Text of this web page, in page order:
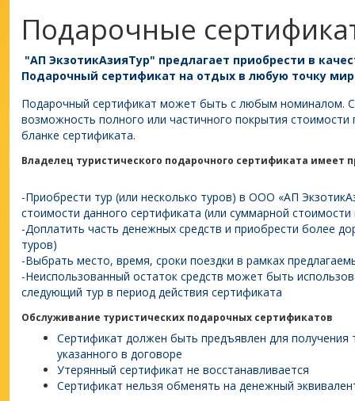
Подарочные
"АП ЭкзотикАзияТур" предлагает приобрести в
Подарочный сертификат на отдых в любую точку
Подарочный сертификат может быть с любым номиналом.
возможность полного или частичного покрытия стоимости
бланке сертификата.
Владелец туристического подарочного сертификата имеет
-Приобрести тур (или несколько туров) в ООО «АП
стоимости данного сертификата (или суммарной стоимости
-Доплатить часть денежных средств и приобрести более
туров)
-Выбрать место, время, сроки поездки в рамках
-Неиспользованный остаток средств может быть
следующий тур в период действия сертификата
Обслуживание туристических подарочных сертификатов
Сертификат должен быть предъявлен для получения
указанного в договоре
Утерянный сертификат не восстанавливается
Сертификат нельзя обменять на денежный